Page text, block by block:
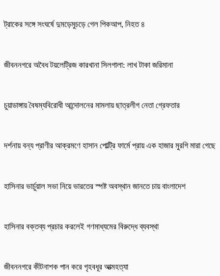
ট্রাকের সঙ্গে সংঘর্ষে দুমড়েমুচড়ে গেল পিকআপ, নিহত ৪
জীবননগরে অবৈধ টয়লেট্রিজ কারখানা সিলগালা: লাখ টাকা জরিমানা
চুয়াডাঙ্গায় বৈষম্যবিরোধী আন্দোলনের মামলায় ছাত্রলীগ নেতা গ্রেফতার
দর্শনায় বন্য প্রাণীর আক্রমণে হাসান পোল্ট্রি ফার্মে প্রায় এক হাজার মুরগি মারা গেছে
হাসিনার ভার্চুয়াল সভা নিয়ে ভারতের স্পষ্ট অবস্থান জানতে চায় বাংলাদেশ
হাসিনার বক্তব্য প্রচার করলেই গণমাধ্যমের বিরুদ্ধে ব্যবস্থা
জীবননগরে কীটনাশক পান করে গৃহবধূর আত্মহত্যা